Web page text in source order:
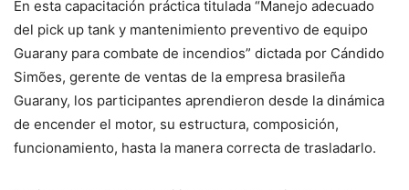
En esta capacitación práctica titulada “Manejo adecuado
del pick up tank y mantenimiento preventivo de equipo
Guarany para combate de incendios” dictada por Cándido
Simões, gerente de ventas de la empresa brasileña
Guarany, los participantes aprendieron desde la dinámica
de encender el motor, su estructura, composición,
funcionamiento, hasta la manera correcta de trasladarlo.